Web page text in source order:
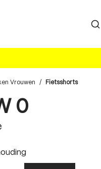
Vrouwen / Fietsshorts
0